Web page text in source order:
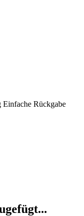
Einfache Rückgabe